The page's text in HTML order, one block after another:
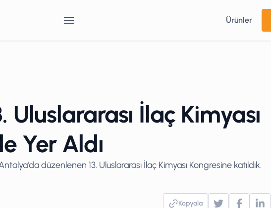
Ürünler
Uluslararası İlaç Kimyası
Yer Aldı
düzenlenen 13. Uluslararası İlaç Kimyası Kongresine katıldık.
Kopyala